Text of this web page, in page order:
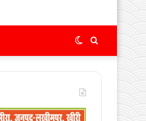
Switch
skin